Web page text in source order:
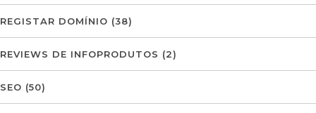
REGISTAR DOMÍNIO (38)
REVIEWS DE INFOPRODUTOS (2)
SEO (50)